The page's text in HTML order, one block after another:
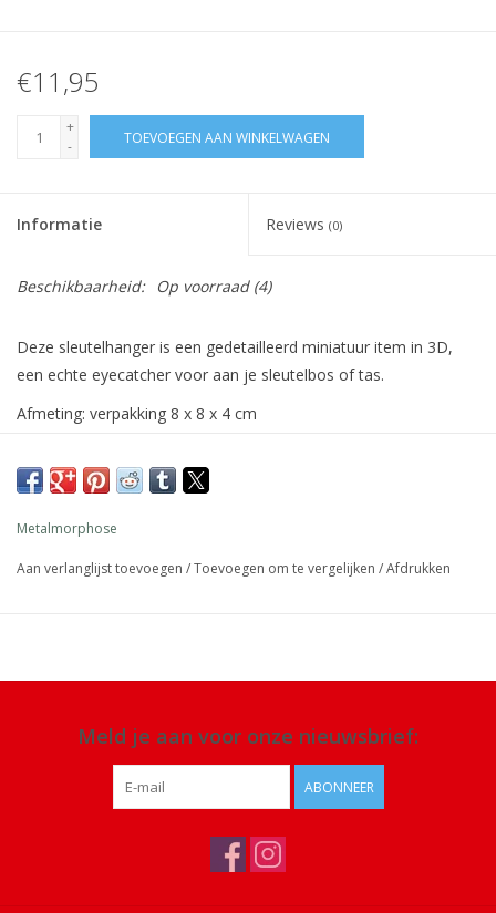
€11,95
+
-
TOEVOEGEN AAN WINKELWAGEN
Informatie Reviews (0)
Beschikbaarheid: Op voorraad(4)
Deze sleutelhanger is een gedetailleerd miniatuur item in 3D,
een echte eyecatcher voor aan je sleutelbos of tas.
Afmeting: verpakking 8 x 8 x 4 cm
Details: stalen splitring van 3,5 cm
Metalmorphose
Aan verlanglijst toevoegen /Toevoegen om te vergelijken /Afdrukken
Meld je aan voor onze nieuwsbrief:
ABONNEER